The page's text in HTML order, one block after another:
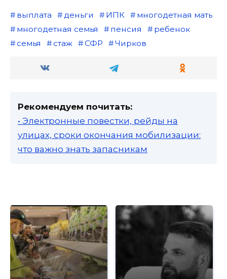
выплата деньги ИПК
многодетная мать
многодетная семья
пенсия
ребенок
семья
стаж СФР Чирков
Рекомендуем почитать:
• Электронные повестки, рейды на
улицах, сроки окончания мобилизации:
что важно знать запасникам